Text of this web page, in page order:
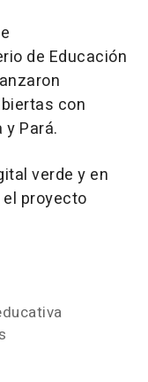
de Educación
con
Pará.
verde y en
proyecto